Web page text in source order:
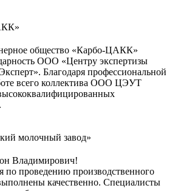
общество «Карбо-ЦАКК»
ООО «Центру экспертизы
Благодаря профессиональной
всего коллектива ООО ЦЭУТ
молочный завод»
Владимирович!
по проведению производственного
качественно. Специалисты